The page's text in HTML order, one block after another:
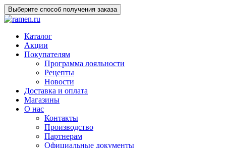
Выберите способ получения заказа
Каталог
Акции
Покупателям
Программа лояльности
Рецепты
Новости
Доставка и оплата
Магазины
О нас
Контакты
Производство
Партнерам
Официальные документы